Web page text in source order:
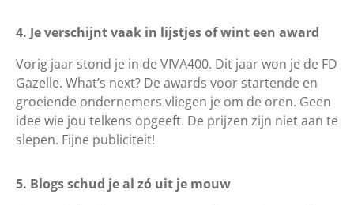
4. Je verschijnt vaak in lijstjes of wint een award
Vorig jaar stond je in de VIVA400. Dit jaar won je de FD
Gazelle. What’s next? De awards voor startende en
groeiende ondernemers vliegen je om de oren. Geen
idee wie jou telkens opgeeft. De prijzen zijn niet aan te
slepen. Fijne publiciteit!
5. Blogs schud je al zó uit je mouw